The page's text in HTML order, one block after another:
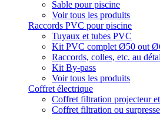
Sable pour piscine
Voir tous les produits
Raccords PVC pour piscine
Tuyaux et tubes PVC
Kit PVC complet Ø50 out
Raccords, colles, etc. au
Kit By-pass
Voir tous les produits
Coffret électrique
Coffret filtration projecteur
Coffret filtration ou